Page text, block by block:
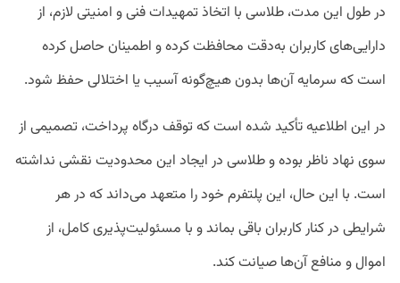
در طول این مدت، طلاسی با اتخاذ تمهیدات فنی و امنیتی لازم، از
دارایی‌های کاربران به‌دقت محافظت کرده و اطمینان حاصل کرده
است که سرمایه آن‌ها بدون هیچ‌گونه آسیب یا اختلالی حفظ شود.
در این اطلاعیه تأکید شده است که توقف درگاه پرداخت، تصمیمی از
سوی نهاد ناظر بوده و طلاسی در ایجاد این محدودیت نقشی نداشته
است. با این حال، این پلتفرم خود را متعهد می‌داند که در هر
شرایطی در کنار کاربران باقی بماند و با مسئولیت‌پذیری کامل، از
اموال و منافع آن‌ها صیانت کند.